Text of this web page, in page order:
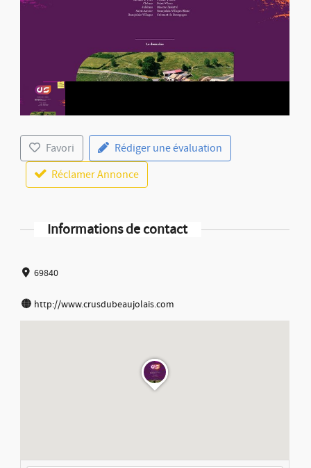
Favori
Rédiger une évaluation
Réclamer Annonce
Informations de contact
69840
http://www.crusdubeaujolais.com